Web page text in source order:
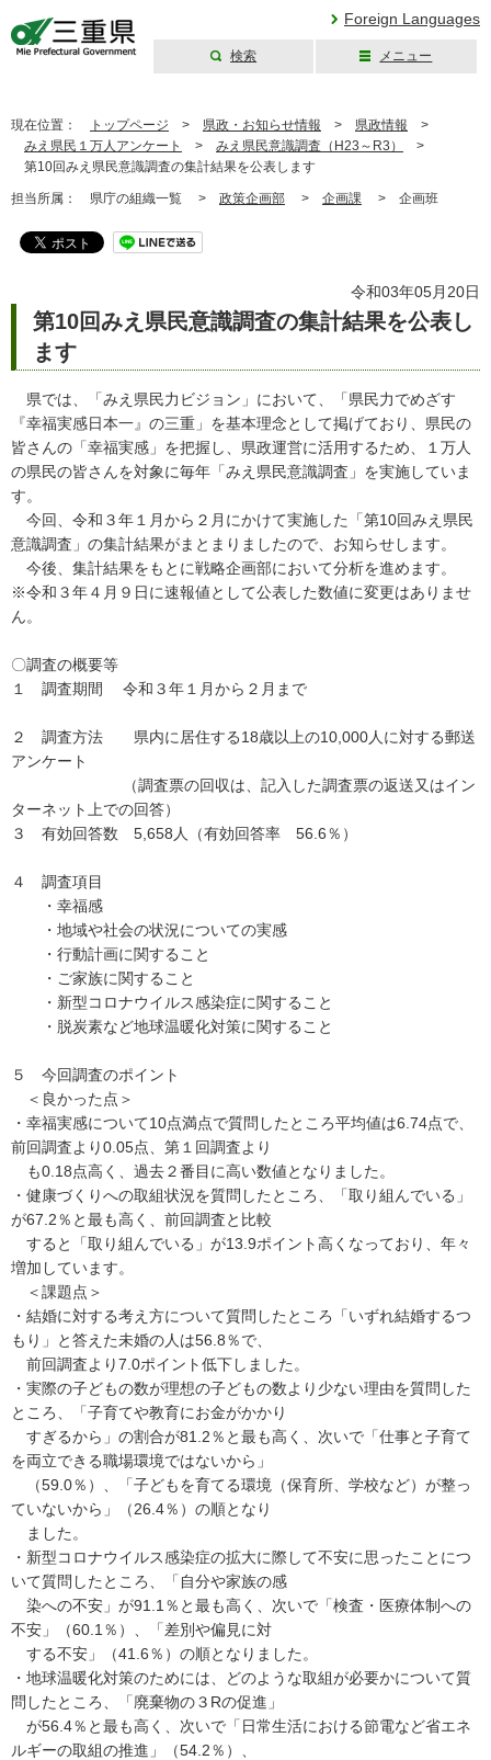
Foreign Languages
検索 メニュー
現在位置： トップページ > 県政・お知らせ情報 > 県政情報 >
みえ県民１万人アンケート
> みえ県民意識調査（H23～R3）
>
第10回みえ県民意識調査の集計結果を公表します
担当所属： 県庁の組織一覧 > 政策企画部 > 企画課 > 企画班
令和03年05月20日
第10回みえ県民意識調査の集計結果を公表し
ます
県では、「みえ県民力ビジョン」において、「県民力でめざす
『幸福実感日本一』の三重」を基本理念として掲げており、県民の
皆さんの「幸福実感」を把握し、県政運営に活用するため、１万人
の県民の皆さんを対象に毎年「みえ県民意識調査」を実施していま
す。
今回、令和３年１月から２月にかけて実施した「第10回みえ県民
意識調査」の集計結果がまとまりましたので、お知らせします。
今後、集計結果をもとに戦略企画部において分析を進めます。
※令和３年４月９日に速報値として公表した数値に変更はありませ
ん。
〇調査の概要等
１ 調査期間 令和３年１月から２月まで
２ 調査方法 県内に居住する18歳以上の10,000人に対する郵送
アンケート
（調査票の回収は、記入した調査票の返送又はイン
ターネット上での回答）
３ 有効回答数 5,658人（有効回答率 56.6％）
４ 調査項目
・幸福感
・地域や社会の状況についての実感
・行動計画に関すること
・ご家族に関すること
・新型コロナウイルス感染症に関すること
・脱炭素など地球温暖化対策に関すること
５ 今回調査のポイント
＜良かった点＞
・幸福実感について10点満点で質問したところ平均値は6.74点で、
前回調査より0.05点、第１回調査より
も0.18点高く、過去２番目に高い数値となりました。
・健康づくりへの取組状況を質問したところ、「取り組んでいる」
が67.2％と最も高く、前回調査と比較
すると「取り組んでいる」が13.9ポイント高くなっており、年々
増加しています。
＜課題点＞
・結婚に対する考え方について質問したところ「いずれ結婚するつ
もり」と答えた未婚の人は56.8％で、
前回調査より7.0ポイント低下しました。
・実際の子どもの数が理想の子どもの数より少ない理由を質問した
ところ、「子育てや教育にお金がかかり
すぎるから」の割合が81.2％と最も高く、次いで「仕事と子育て
を両立できる職場環境ではないから」
（59.0％）、「子どもを育てる環境（保育所、学校など）が整っ
ていないから」（26.4％）の順となり
ました。
・新型コロナウイルス感染症の拡大に際して不安に思ったことにつ
いて質問したところ、「自分や家族の感
染への不安」が91.1％と最も高く、次いで「検査・医療体制への
不安」（60.1％）、「差別や偏見に対
する不安」（41.6％）の順となりました。
・地球温暖化対策のためには、どのような取組が必要かについて質
問したところ、「廃棄物の３Rの促進」
が56.4％と最も高く、次いで「日常生活における節電など省エネ
ルギーの取組の推進」（54.2％）、